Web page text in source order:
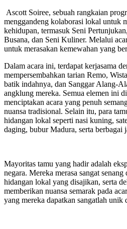
Ascott Soiree, sebuah rangkaian
menggandeng kolaborasi lokal untuk
kehidupan, termasuk Seni
Busana, dan Seni Kuliner. Melalui
untuk merasakan kemewahan yang
Dalam acara ini, terdapat kerjasama
mempersembahkan tarian Remo,
batik indahnya, dan Sanggar Alang-
angklung mereka. Semua elemen ini
menciptakan acara yang penuh
nuansa tradisional. Selain itu, para
hidangan lokal seperti nasi kuning,
daging, bubur Madura, serta berbagai
Mayoritas tamu yang hadir adalah
negara. Mereka merasa sangat
hidangan lokal yang disajikan, serta
memberikan nuansa semarak pada
yang mereka dapatkan sangatlah unik